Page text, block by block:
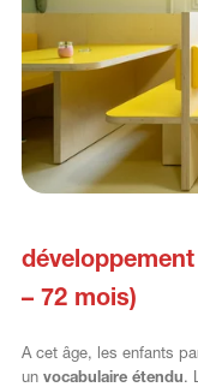
– 72 mois)
A cet âge, les enfants
un vocabulaire étendu.